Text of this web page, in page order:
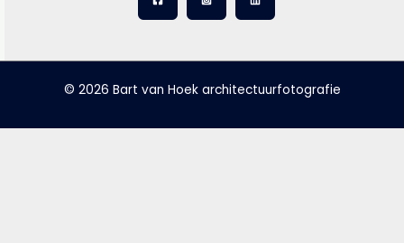
© 2026 Bart van Hoek architectuurfotografie